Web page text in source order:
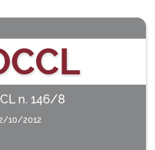
n. 146/8
10/2012